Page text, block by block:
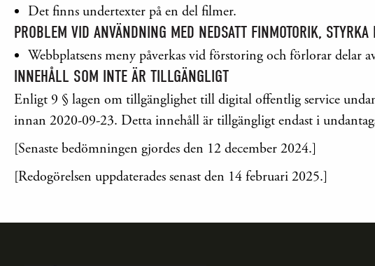
Det finns undertexter på en del filmer.
PROBLEM VID ANVÄNDNING MED NEDSATT FINMOTORIK, STYRKA
Webbplatsens meny påverkas vid förstoring och förlorar delar
INNEHÅLL SOM INTE ÄR TILLGÄNGLIGT
Enligt 9 § lagen om tillgänglighet till digital offentlig service
innan 2020-09-23. Detta innehåll är tillgängligt endast i
[Senaste bedömningen gjordes den 12 december 2024.]
[Redogörelsen uppdaterades senast den 14 februari 2025.]